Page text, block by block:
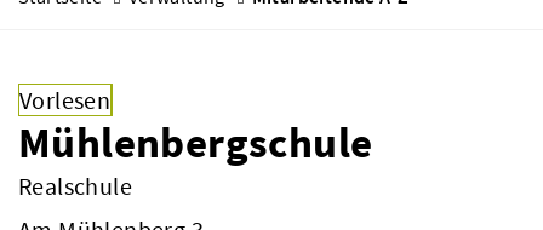
Vorlesen
Mühlenbergschule
Realschule